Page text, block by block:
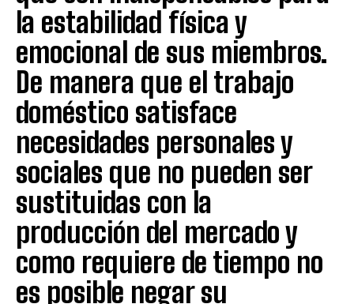
la estabilidad física y
emocional de sus miembros.
De manera que el trabajo
doméstico satisface
necesidades personales y
sociales que no pueden ser
sustituidas con la
producción del mercado y
como requiere de tiempo no
es posible negar su